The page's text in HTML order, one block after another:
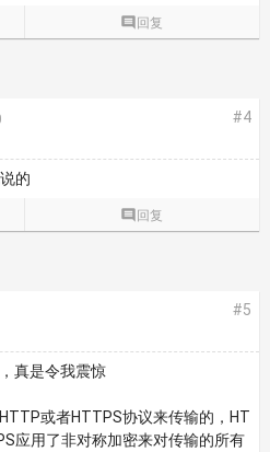
 回复
#4
的
 回复
#5
真是令我震惊
或者HTTPS协议来传输的，HT
应用了非对称加密来对传输的所有